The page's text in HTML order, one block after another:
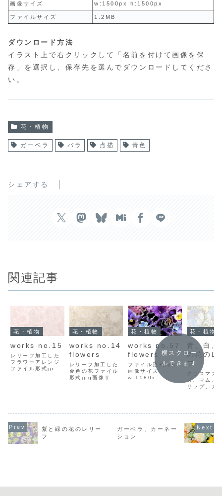
画像サイズ w:1500px h:1500px
ファイルサイズ 1.2MB
ダウンロード方法
イラスト上で右クリックして「名前を付けて画像を保
存」を選択し、保存先を選んでダウンロードしてくださ
い。
花・植物
ガーベラ バラ 点描 青色
シェアする
関連記事
花・植物
works no.15
レリーフ加工した
フラワーアレンジ
ファイル形式jpg
ックして「名前を
存」を選択し、保
存先を選んでダウ
ンロードしてくだ
花・植物
works no.14
flowers
レリーフ加工した
金色の花ファイル
形式jpg画像サイ
存」を選択し、保
存先を選んでダウ
花・植物
works no.57
flowers
ファイル形式jpg
画像サイズ
w:1580x
h:1129pxファイ
存先を選んでダウ
ンロードしてくだ
花・植物
青、白、
の花のレ
フ
クリスマス
ズ、マム、
リップ、ガ
イズ
ルサイズ
ウンロード
ラスト上で
ックして「
付けて画像
横スクロー
ルできます
紫と緑の花のレリー
フ
ガーベラ、カーネー
ション